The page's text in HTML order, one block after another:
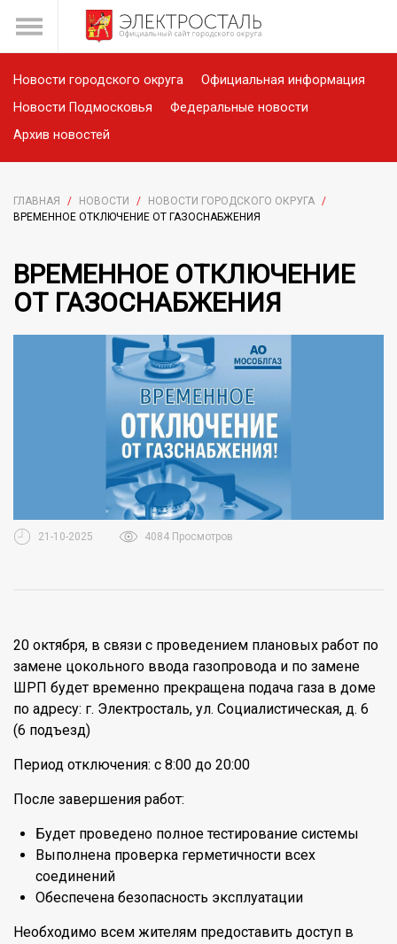
Новости городского округа
Официальная информация
Новости Подмосковья
Федеральные новости
Архив новостей
ГЛАВНАЯ / НОВОСТИ / НОВОСТИ ГОРОДСКОГО ОКРУГА /
ВРЕМЕННОЕ ОТКЛЮЧЕНИЕ ОТ ГАЗОСНАБЖЕНИЯ
ВРЕМЕННОЕ ОТКЛЮЧЕНИЕ
ОТ ГАЗОСНАБЖЕНИЯ
21-10-2025 4084 Просмотров
20 октября, в связи с проведением плановых работ по
замене цокольного ввода газопровода и по замене
ШРП будет временно прекращена подача газа в доме
по адресу: г. Электросталь, ул. Социалистическая, д. 6
(6 подъезд)
Период отключения: с 8:00 до 20:00
После завершения работ:
Будет проведено полное тестирование системы
Выполнена проверка герметичности всех
соединений
Обеспечена безопасность эксплуатации
Необходимо всем жителям предоставить доступ в